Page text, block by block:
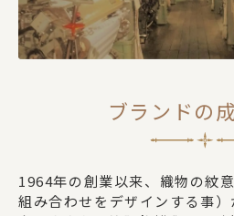
ブランドの
1964年の創業以来、織物の紋
組み合わせをデザインする事